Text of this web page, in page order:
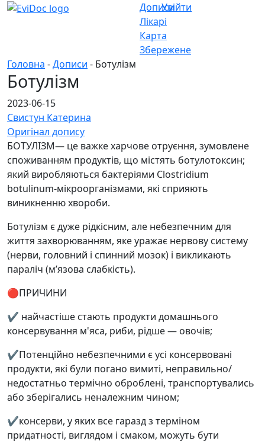
Дописи
Лікарі
Карта
Збережене
Увійти
Головна -Дописи - Ботулізм
Ботулізм
2023-06-15
Свистун Катерина
Оригінал допису
БОТУЛІЗМ— це важке харчове отруєння, зумовлене
споживанням продуктів, що містять ботулотоксин;
який виробляються бактеріями Clostridium
botulinum-мікроорганізмами, які сприяють
виникненню хвороби.
Ботулізм є дуже рідкісним, але небезпечним для
життя захворюванням, яке уражає нервову систему
(нерви, головний і спинний мозок) і викликають
параліч (м’язова слабкість).
🔴ПРИЧИНИ
✔️ найчастіше стають продукти домашнього
консервування м'яса, риби, рідше — овочів;
✔️Потенційно небезпечними є усі консервовані
продукти, які були погано вимиті, неправильно/
недостатньо термічно оброблені, транспортувались
або зберігались неналежним чином;
✔️консерви, у яких все гаразд з терміном
придатності, виглядом і смаком, можуть бути